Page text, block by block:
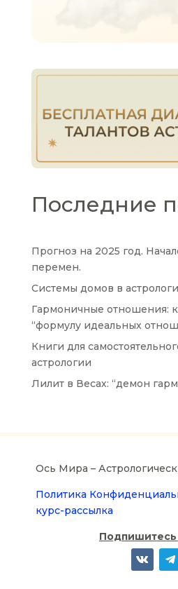
Последние
Прогноз на 2025 год.
перемен.
Системы домов в
Гармоничные отношения:
“формулу идеальных
Книги для
астрологии
Лилит в Весах: “демон
Ось Мира –
Политика
курс-рассылка
Подпишитесь